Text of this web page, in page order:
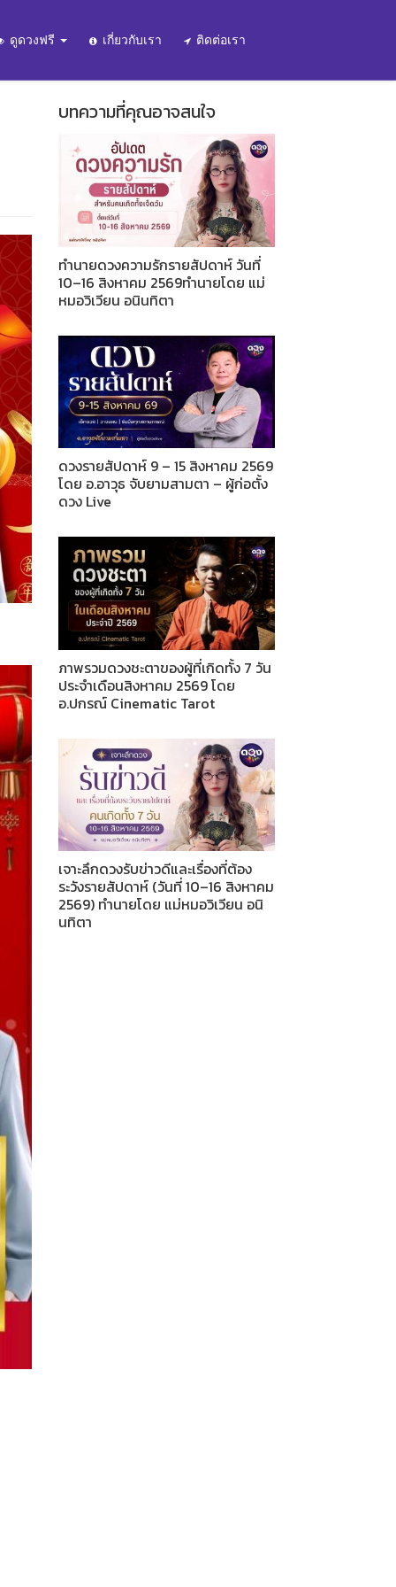
ดูดวงฟรี เกี่ยวกับเรา ติดต่อเรา
บทความที่คุณอาจสนใจ
ทำนายดวงความรักรายสัปดาห์ วันที่
10–16 สิงหาคม 2569ทำนายโดย แม่
หมอวิเวียน อนินทิตา
ดวงรายสัปดาห์ 9 – 15 สิงหาคม 2569
โดย อ.อาวุธ จับยามสามตา – ผู้ก่อตั้ง
ดวง Live
ภาพรวมดวงชะตาของผู้ที่เกิดทั้ง 7 วัน
ประจำเดือนสิงหาคม 2569 โดย
อ.ปกรณ์ Cinematic Tarot
เจาะลึกดวงรับข่าวดีและเรื่องที่ต้อง
ระวังรายสัปดาห์ (วันที่ 10–16 สิงหาคม
2569) ทำนายโดย แม่หมอวิเวียน อนิ
นทิตา